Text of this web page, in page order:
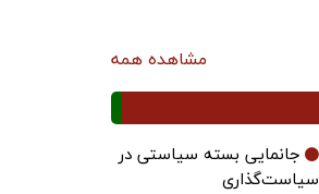
مشاهده همه
جانمایی بسته سیاستی در
سیاست‌گذاری